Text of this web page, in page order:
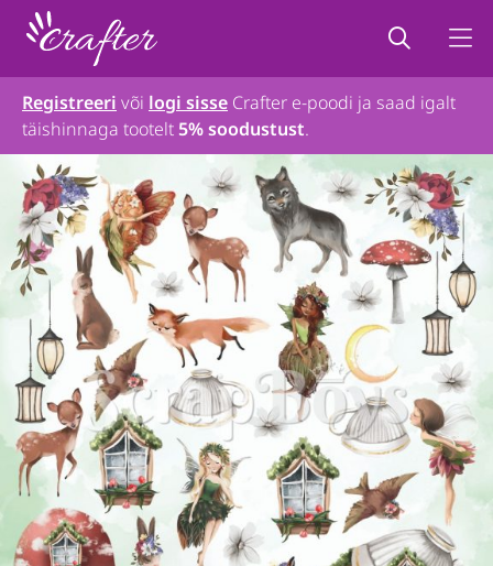
Registreeri või logi sisse Crafter e-poodi ja saad igalt
täishinnaga tootelt5% soodustust.